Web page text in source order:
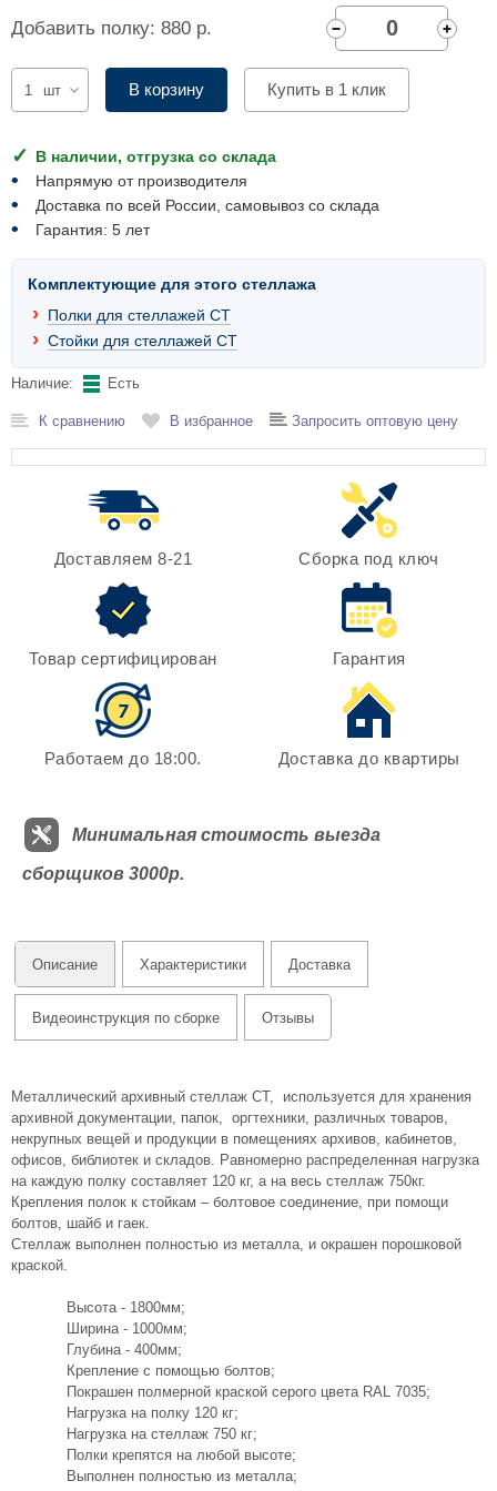
Добавить полку: 880 р.
шт В корзину Купить в 1 клик
В наличии, отгрузка со склада
Напрямую от производителя
Доставка по всей России, самовывоз со склада
Гарантия: 5 лет
Комплектующие для этого стеллажа
Полки для стеллажей СТ
Стойки для стеллажей СТ
Наличие: Есть
К сравнению В избранное Запросить оптовую цену
Доставляем 8-21 Сборка под ключ
Товар сертифицирован Гарантия
Работаем до 18:00. Доставка до квартиры
Минимальная стоимость выезда
сборщиков 3000р.
Описание Характеристики Доставка
Видеоинструкция по сборке Отзывы
Металлический архивный стеллаж СТ, используется для хранения
архивной документации, папок, оргтехники, различных товаров,
некрупных вещей и продукции в помещениях архивов, кабинетов,
офисов, библиотек и складов. Равномерно распределенная нагрузка
на каждую полку составляет 120 кг, а на весь стеллаж 750кг.
Крепления полок к стойкам – болтовое соединение, при помощи
болтов, шайб и гаек.
Стеллаж выполнен полностью из металла, и окрашен порошковой
краской.
Высота - 1800мм;
Ширина - 1000мм;
Глубина - 400мм;
Крепление с помощью болтов;
Покрашен полмерной краской серого цвета RAL 7035;
Нагрузка на полку 120 кг;
Нагрузка на стеллаж 750 кг;
Полки крепятся на любой высоте;
Выполнен полностью из металла;